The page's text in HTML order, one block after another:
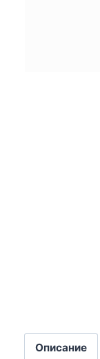
Описание